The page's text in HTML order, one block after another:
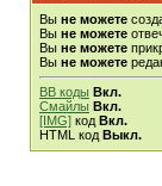
Вы не можете
Вы не можете
Вы не можете
Вы не можете
BB коды Вкл.
Смайлы Вкл.
[IMG] код Вкл.
HTML код Выкл.